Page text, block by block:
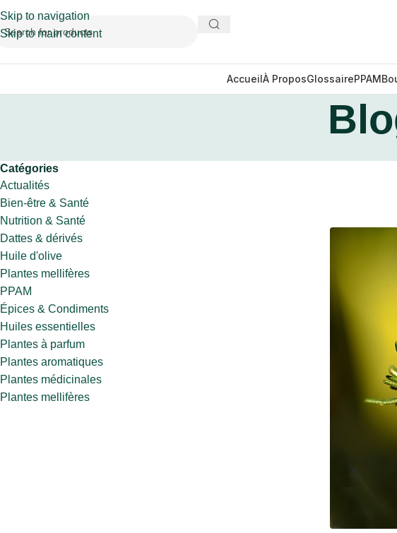
Skip to navigation
Skip to main content
AccueilÀ ProposGlossairePPAM
Catégories
Actualités
Bien-être & Santé
Nutrition & Santé
Dattes & dérivés
Huile d'olive
Plantes mellifères
PPAM
Épices & Condiments
Huiles essentielles
Plantes à parfum
Plantes aromatiques
Plantes médicinales
Plantes mellifères